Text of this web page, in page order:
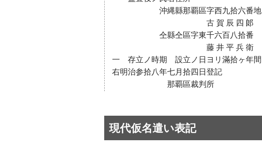
沖縄縣那覇區字西九拾六番地
古 賀 辰 四 郞
仝縣仝區字東千六百八拾番
藤 井 平 兵 衛
一 存立ノ時期 設立ノ日ヨリ滿拾ヶ年間
右明治参拾八年七月拾四日登記
那覇區裁判所
現代仮名遣い表記